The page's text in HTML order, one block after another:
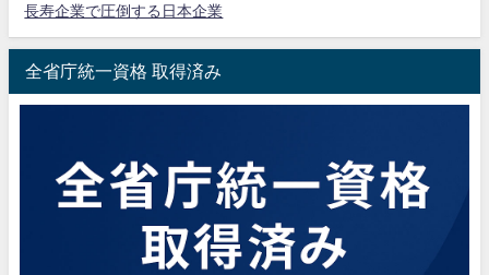
長寿企業で圧倒する日本企業
全省庁統一資格 取得済み